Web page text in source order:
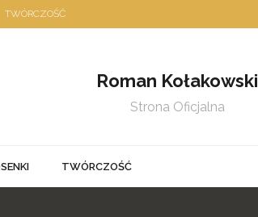
TWÓRCZOŚĆ
Roman Kołakowski
Strona Oficjalna
TWÓRCZOŚĆ